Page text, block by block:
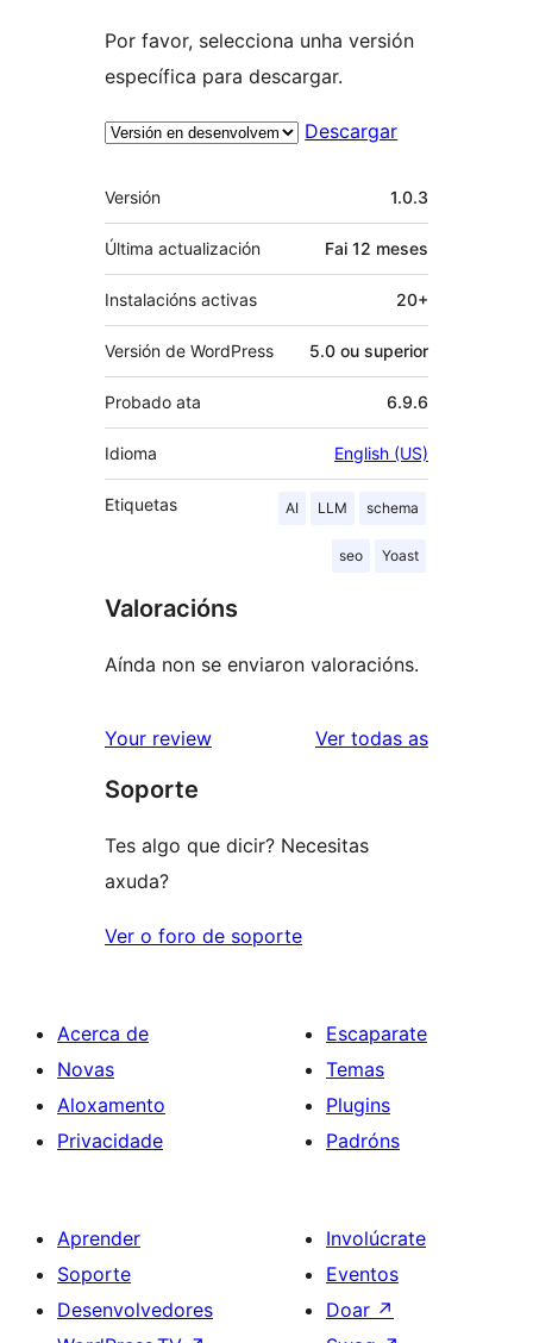
Por favor, selecciona unha versión
específica para descargar.
Descargar
Meta
Versión 1.0.3
Última actualización Fai 12 meses
Instalacións activas 20+
Versión de WordPress 5.0 ou superior
Probado ata 6.9.6
Idioma English (US)
Etiquetas AI LLM schema
seo Yoast
Valoracións
Aínda non se enviaron valoracións.
Your review Ver todas asvaloracións
Soporte
Tes algo que dicir? Necesitas
axuda?
Ver o foro de soporte
Acerca de
Novas
Aloxamento
Privacidade
Escaparate
Temas
Plugins
Padróns
Aprender
Soporte
Desenvolvedores
Involúcrate
Eventos
Doar ↗